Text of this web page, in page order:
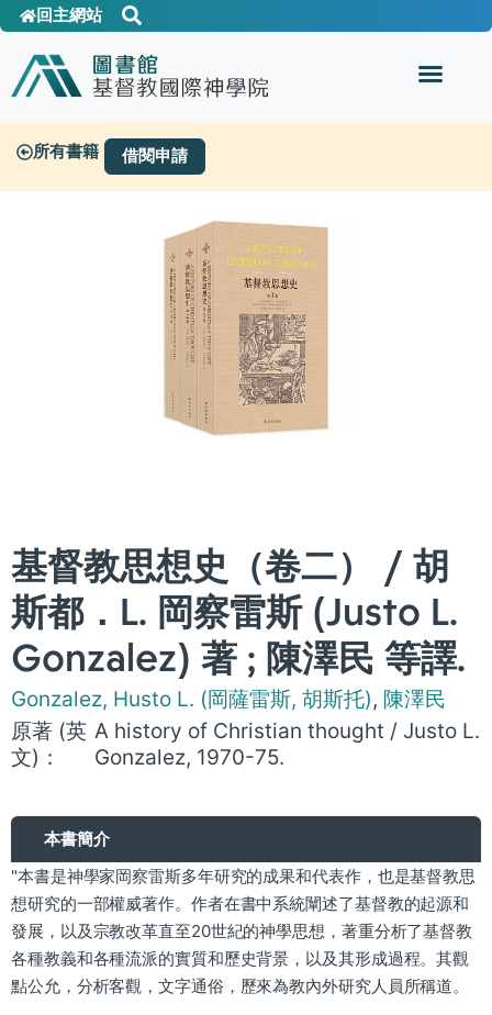
回主網站
所有書籍 借閱申請
基督教思想史（卷二） / 胡
斯都．L. 岡察雷斯 (Justo L.
Gonzalez) 著 ; 陳澤民 等譯.
Gonzalez, Husto L. (岡薩雷斯, 胡斯托), 陳澤民
原著 (英
文)：
A history of Christian thought / Justo L.
Gonzalez, 1970-75.
本書簡介
"本書是神學家岡察雷斯多年研究的成果和代表作，也是基督教思
想研究的一部權威著作。作者在書中系統闡述了基督教的起源和
發展，以及宗教改革直至20世紀的神學思想，著重分析了基督教
各種教義和各種流派的實質和歷史背景，以及其形成過程。其觀
點公允，分析客觀，文字通俗，歷來為教內外研究人員所稱道。